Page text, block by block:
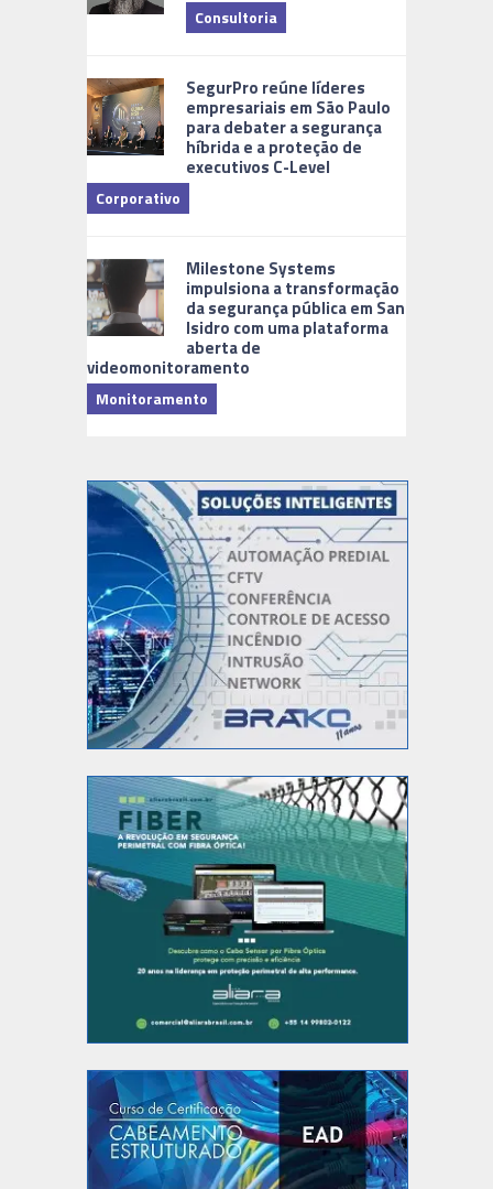
Consultoria
SegurPro reúne líderes
empresariais em São Paulo
para debater a segurança
híbrida e a proteção de
executivos C-Level
Corporativo
Milestone Systems
impulsiona a transformação
da segurança pública em San
Isidro com uma plataforma
aberta de
videomonitoramento
Monitoramento